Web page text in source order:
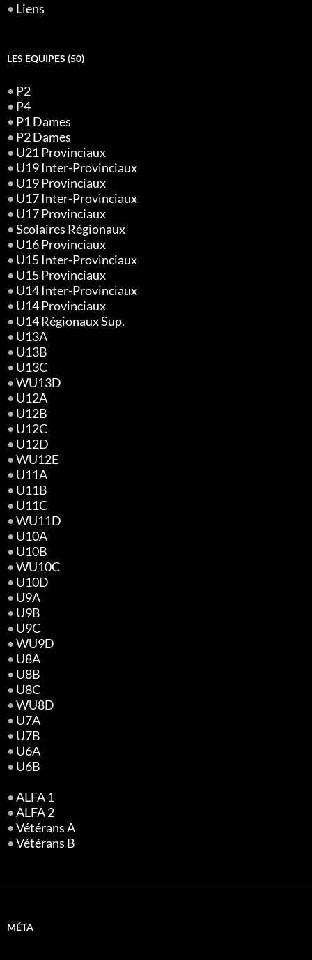
• Liens
LES EQUIPES (50)
• P2
• P4
• P1 Dames
• P2 Dames
• U21 Provinciaux
• U19 Inter-Provinciaux
• U19 Provinciaux
• U17 Inter-Provinciaux
• U17 Provinciaux
•Scolaires Régionaux
• U16 Provinciaux
• U15 Inter-Provinciaux
• U15 Provinciaux
• U14 Inter-Provinciaux
• U14 Provinciaux
• U14 Régionaux Sup.
• U13A
• U13B
• U13C
•WU13D
• U12A
• U12B
• U12C
• U12D
•WU12E
• U11A
• U11B
• U11C
•WU11D
• U10A
• U10B
•WU10C
• U10D
• U9A
• U9B
• U9C
•WU9D
• U8A
• U8B
• U8C
•WU8D
• U7A
• U7B
• U6A
• U6B
•ALFA 1
•ALFA 2
•Vétérans A
•Vétérans B
MÉTA